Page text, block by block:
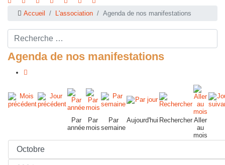
Accueil L'association Agenda de nos manifestations
Rechercher ...
Agenda de nos manifestations
Par
année
Par
mois
Par
semaine
Aujourd'hui Rechercher Aller
au
mois